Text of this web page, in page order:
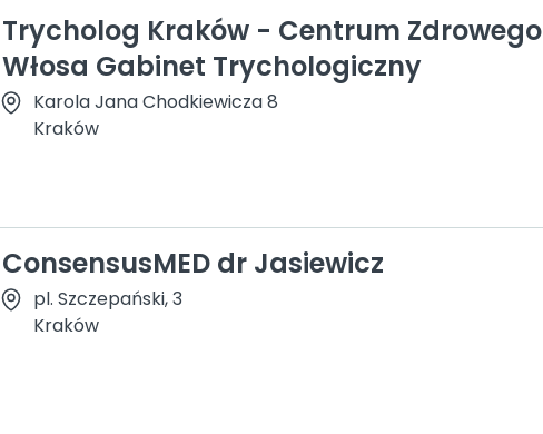
Trycholog Kraków - Centrum Zdrowego
Włosa Gabinet Trychologiczny
Karola Jana Chodkiewicza 8
Kraków
ConsensusMED dr Jasiewicz
pl. Szczepański, 3
Kraków